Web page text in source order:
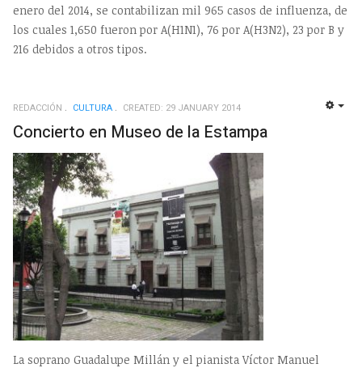
enero del 2014, se contabilizan mil 965 casos de influenza, de
los cuales 1,650 fueron por A(H1N1), 76 por A(H3N2), 23 por B y
216 debidos a otros tipos.
REDACCIÓN CULTURA CREATED: 29 JANUARY 2014
Concierto en Museo de la Estampa
La soprano Guadalupe Millán y el pianista Víctor Manuel